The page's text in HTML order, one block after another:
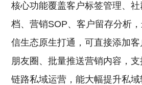
核心功能覆盖客户标签管理、
档、营销SOP、客户留存分析
信生态原生打通，可直接添加
朋友圈、批量推送营销内容，
链路私域运营，能大幅提升私